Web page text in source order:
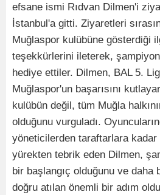
efsane ismi Rıdvan Dilmen'i
İstanbul'a gitti. Ziyaretleri
Muğlaspor kulübüne gösterdiği
teşekkürlerini ileterek,
hediye ettiler. Dilmen, BAL 5.
Muğlaspor'un başarısını
kulübün değil, tüm Muğla
olduğunu vurguladı.
yöneticilerden taraftarlara
yürekten tebrik eden Dilmen,
bir başlangıç olduğunu ve daha
doğru atılan önemli bir adım